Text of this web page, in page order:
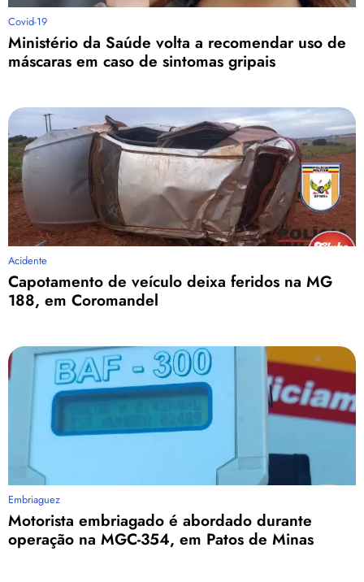
Covid-19
Ministério da Saúde volta a recomendar uso de
máscaras em caso de sintomas gripais
Acidente
Capotamento de veículo deixa feridos na MG
188, em Coromandel
Embriaguez
Motorista embriagado é abordado durante
operação na MGC-354, em Patos de Minas